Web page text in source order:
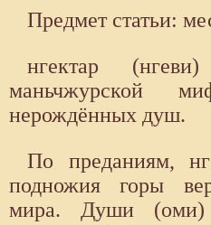
Предмет статьи:
нгектар
маньчжурской
нерождённых душ.
По преданиям,
подножия горы
мира. Души